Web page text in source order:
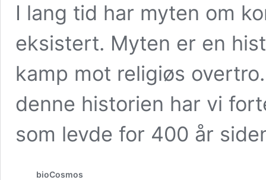
I lang tid har myten om
eksistert. Myten er en
kamp mot religiøs
denne historien har vi
som levde for 400 år
bioCosmos